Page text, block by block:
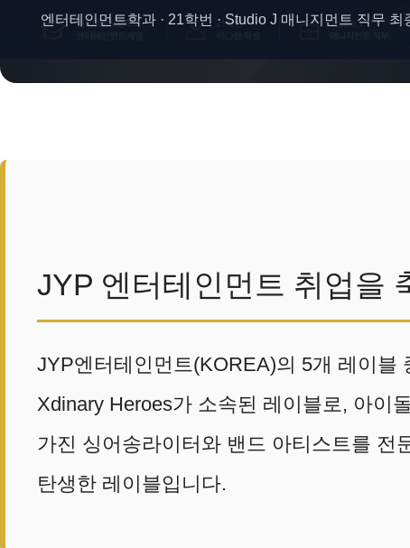
엔터테인먼트학과 · 21학번 · Studio J 매니지먼트 직무 최
JYP 엔터테인먼트 취업을
JYP엔터테인먼트(KOREA)의 5개 레이블
Xdinary Heroes가 소속된 레이블로, 아이
가진 싱어송라이터와 밴드 아티스트를 전
탄생한 레이블입니다.